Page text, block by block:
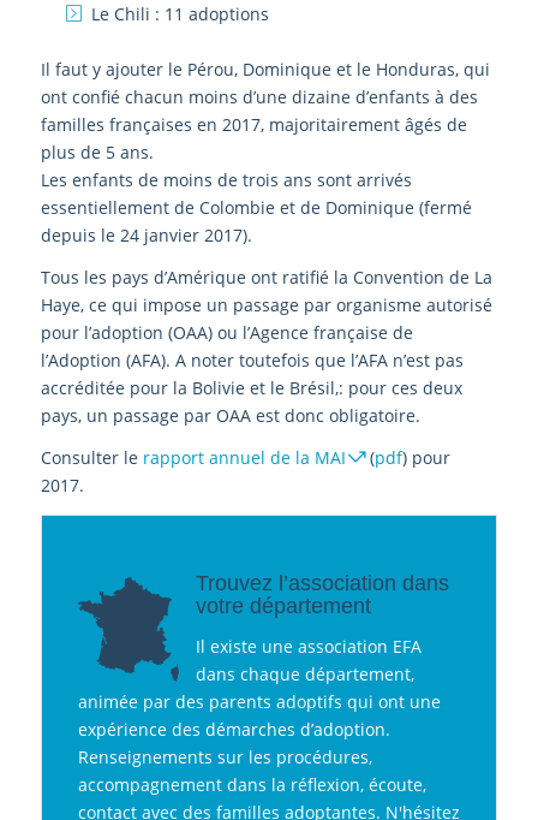
Le Chili : 11 adoptions
Il faut y ajouter le Pérou, Dominique et le Honduras, qui
ont confié chacun moins d’une dizaine d’enfants à des
familles françaises en 2017, majoritairement âgés de
plus de 5 ans.
Les enfants de moins de trois ans sont arrivés
essentiellement de Colombie et de Dominique (fermé
depuis le 24 janvier 2017).
Tous les pays d’Amérique ont ratifié la Convention de La
Haye, ce qui impose un passage par organisme autorisé
pour l’adoption (OAA) ou l’Agence française de
l’Adoption (AFA). A noter toutefois que l’AFA n’est pas
accréditée pour la Bolivie et le Brésil,: pour ces deux
pays, un passage par OAA est donc obligatoire.
Consulter le rapport annuel de la MAI (pdf) pour
2017.
Trouvez l’association dans
votre département
Il existe une association EFA
dans chaque département,
animée par des parents adoptifs qui ont une
expérience des démarches d’adoption.
Renseignements sur les procédures,
accompagnement dans la réflexion, écoute,
contact avec des familles adoptantes. N'hésitez